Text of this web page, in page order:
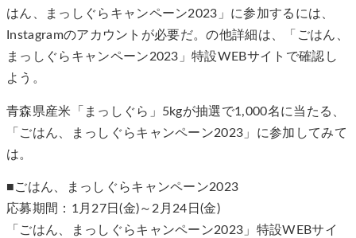
はん、まっしぐらキャンペーン2023」に参加するには、
Instagramのアカウントが必要だ。の他詳細は、「ごはん、
まっしぐらキャンペーン2023」特設WEBサイトで確認し
よう。
青森県産米「まっしぐら」5kgが抽選で1,000名に当たる、
「ごはん、まっしぐらキャンペーン2023」に参加してみて
は。
■ごはん、まっしぐらキャンペーン2023
応募期間：1月27日(金)～2月24日(金)
「ごはん、まっしぐらキャンペーン2023」特設WEBサイ